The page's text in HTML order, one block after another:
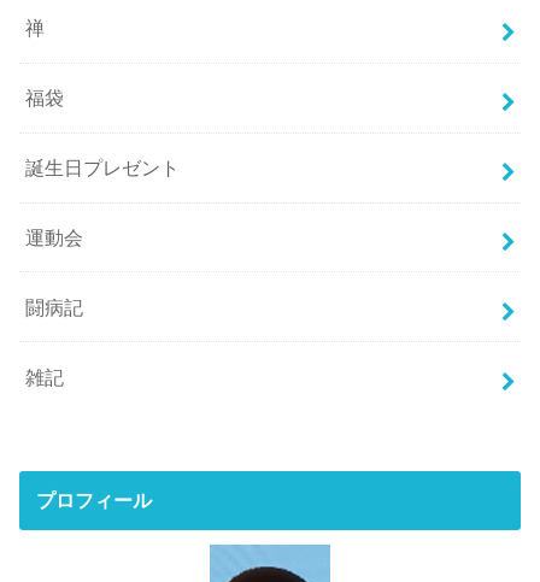
禅
福袋
誕生日プレゼント
運動会
闘病記
雑記
プロフィール